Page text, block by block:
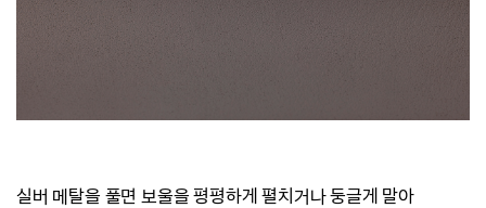
실버 메탈을 풀면 보울을 평평하게 펼치거나 둥글게 말아